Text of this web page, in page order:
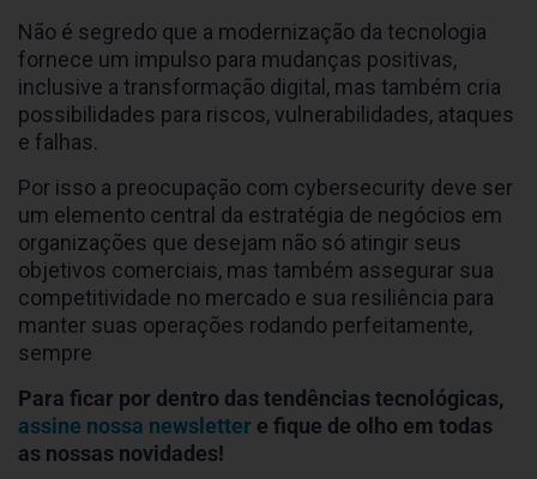
Não é segredo que a modernização da tecnologia
fornece um impulso para mudanças positivas,
inclusive a transformação digital, mas também cria
possibilidades para riscos, vulnerabilidades, ataques
e falhas.
Por isso a preocupação com cybersecurity deve ser
um elemento central da estratégia de negócios em
organizações que desejam não só atingir seus
objetivos comerciais, mas também assegurar sua
competitividade no mercado e sua resiliência para
manter suas operações rodando perfeitamente,
sempre
Para ficar por dentro das tendências tecnológicas,
assine nossa newsletter e fique de olho em todas
as nossas novidades!